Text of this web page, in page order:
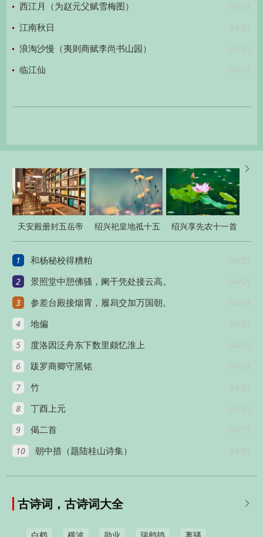
04/21
西江月（为赵元父赋雪梅图）
04/21
江南秋日
04/21
浪淘沙慢（夷则商赋李尚书山园）
04/21
临江仙

天安殿册封五岳帝
一首
绍兴祀皇地祗十五
首
绍兴享先农十一首
1 04/21
和杨秘校得糟粕
2 04/21
景照堂中憩佛骚，阑干凭处接云高。
3 04/21
参差台殿接烟霄，履舄交加万国朝。
4 04/21
地偏
5 04/21
度洛因泛舟东下数里颇忆淮上
6 04/21
跋罗商卿守黑铭
7 04/21
竹
8 04/21
丁酉上元
9 04/21
偈二首
10 04/21
朝中措（题陆桂山诗集）

古诗词，古诗词大全